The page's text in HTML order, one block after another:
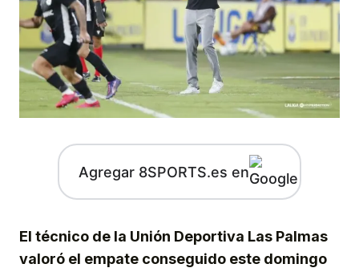
Agregar 8SPORTS.es en
El técnico de la Unión Deportiva Las Palmas
valoró el empate conseguido este domingo